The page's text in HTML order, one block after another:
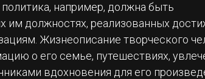
например, должна быть
им должностях, реализованных
Жизнеописание творческого
о его семье, путешествиях,
вдохновения для его